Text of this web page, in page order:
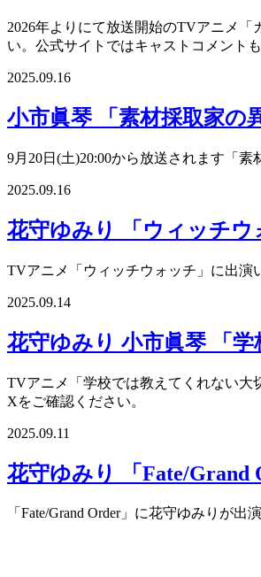
2026年よりにて放送開始のTVアニメ
い。公式サイトではキャストコメント
2025.09.16
小市眞琴 「素材採取家の
9月20日(土)20:00から放送されます「
2025.09.16
花守ゆみり 「ウィッチ
TVアニメ「ウィッチウォッチ」に出演
2025.09.14
花守ゆみり 小市眞琴 「
TVアニメ「学校では教えてくれない大
Xをご確認ください。
2025.09.11
花守ゆみり 「Fate/Grand
「Fate/Grand Order」に花守ゆみりが